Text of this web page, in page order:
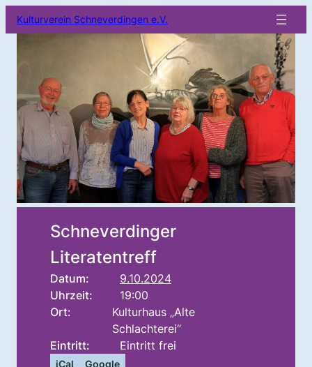
Kulturverein Schneverdingen e.V.
Schneverdinger
Literatentreff
Datum:
9.10.2024
Uhrzeit:
19:00
Ort:
Kulturhaus „Alte
Schlachterei“
Eintritt:
Eintritt frei
iCal Google